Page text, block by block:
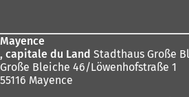
Mayence
, capitale du Land Stadthaus Große
Große Bleiche 46/Löwenhofstraße 1
55116 Mayence